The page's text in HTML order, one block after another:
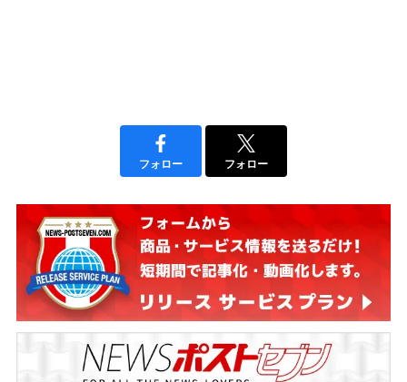
フォロー フォロー